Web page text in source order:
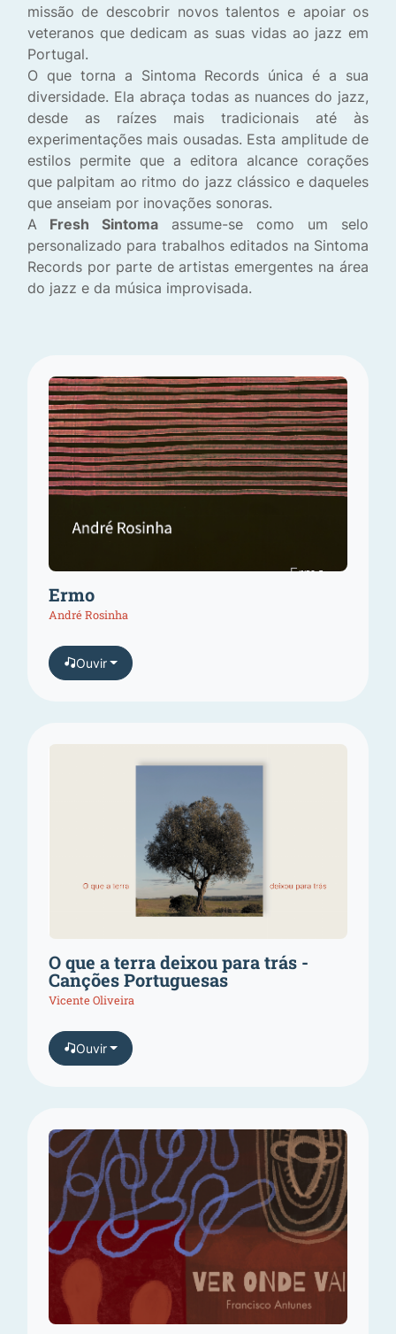
missão de descobrir novos talentos e apoiar os
veteranos que dedicam as suas vidas ao jazz em
Portugal.
O que torna a Sintoma Records única é a sua
diversidade. Ela abraça todas as nuances do jazz,
desde as raízes mais tradicionais até às
experimentações mais ousadas. Esta amplitude de
estilos permite que a editora alcance corações
que palpitam ao ritmo do jazz clássico e daqueles
que anseiam por inovações sonoras.
A Fresh Sintomaassume-se como um selo
personalizado para trabalhos editados na Sintoma
Records por parte de artistas emergentes na área
do jazz e da música improvisada.
Ermo
André Rosinha
Ouvir
O que a terra deixou para trás -
Canções Portuguesas
Vicente Oliveira
Ouvir